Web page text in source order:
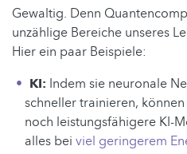
Gewaltig. Denn
unzählige Bereiche unseres
Hier ein paar Beispiele:
KI: Indem sie neuronale
schneller trainieren,
noch leistungsfähigere KI-
alles bei viel geringerem